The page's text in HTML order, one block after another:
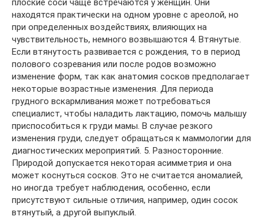
находятся практически на одном уровне с ареолой, но
при определенных воздействиях, влияющих на
чувствительность, немного возвышаются 4. Втянутые.
Если втянутость развивается с рождения, то в период
полового созревания или после родов возможно
изменение форм, так как анатомия сосков предполагает
некоторые возрастные изменения. Для периода
грудного вскармливания может потребоваться
специалист, чтобы наладить лактацию, помочь малышу
приспособиться к груди мамы. В случае резкого
изменения груди, следует обращаться к маммологии для
диагностических мероприятий. 5. Разносторонние.
Природой допускается некоторая асимметрия и она
может коснуться сосков. Это не считается аномалией,
но иногда требует наблюдения, особенно, если
присутствуют сильные отличия, например, один сосок
втянутый, а другой выпуклый.